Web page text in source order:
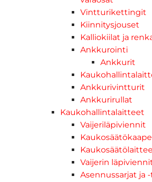
Vintturikettingit
Kiinnitysjouset
Kalliokiilat ja
Ankkurointi
Ankkurit
Ankkurivintturit
Ankkurirullat
Kaukohallintalaitteet
Vaijeriläpiviennit
Vaijerin
Asennussarjat ja